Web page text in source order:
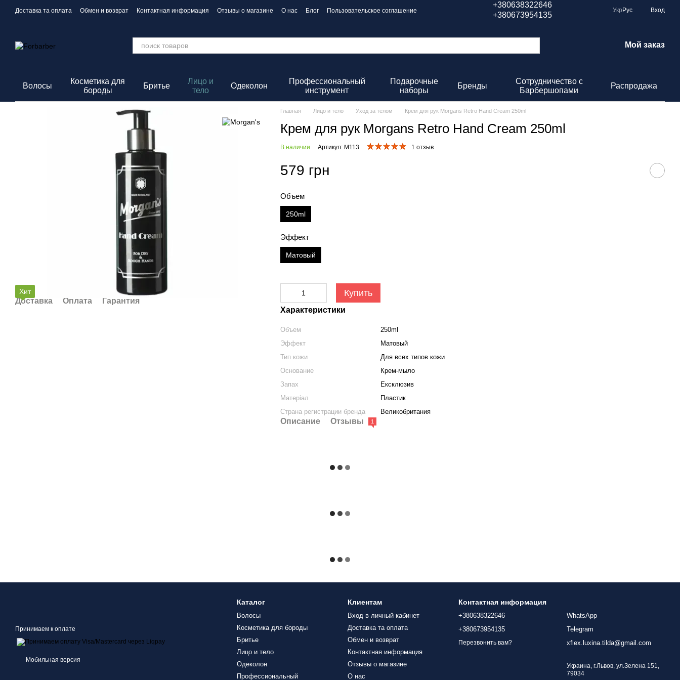
Перейти к основному контенту
Доставка та оплата Обмен и возврат Контактная информация Отзывы о магазине О нас Блог
Пользовательское соглашение
+380638322646
+380673954135
Укр Рус Вход
Мой заказ
Волосы
Косметика для
бороды
Бритье
Лицо и
тело
Одеколон
Профессиональный
инструмент
Подарочные
наборы
Бренды
Сотрудничество с
Барбершопами
Распродажа
Хит
Доставка Оплата Гарантия
Главная Лицо и тело Уход за телом Крем для рук Morgans Retro Hand Cream 250ml
Крем для рук Morgans Retro Hand Cream 250ml
В наличии Артикул: M113 1 отзыв
579 грн
Объем
250ml
Эффект
Матовый
Купить
Характеристики
Объем
250ml
Эффект
Матовый
Тип кожи
Для всех типов кожи
Основание
Крем-мыло
Запах
Ексклюзив
Матеріал
Пластик
Страна регистрации бренда
Великобритания
Описание Отзывы 1
Принимаем к оплате
Мобильная версия
Каталог
Волосы
Косметика для бороды
Бритье
Лицо и тело
Одеколон
Профессиональный
Клиентам
Вход в личный кабинет
Доставка та оплата
Обмен и возврат
Контактная информация
Отзывы о магазине
О нас
Контактная информация
+380638322646
+380673954135
Перезвонить вам?
WhatsApp
Telegram
xflex.luxina.tilda@gmail.com
Украина, г.Львов, ул.Зелена 151,
79034